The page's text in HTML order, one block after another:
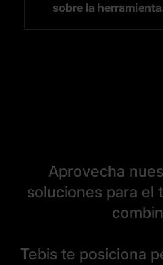
sobre la
Aprovecha
soluciones para el
Tebis te posiciona